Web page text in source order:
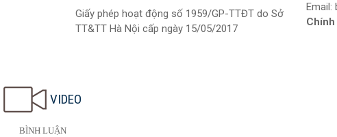
Giấy phép hoạt động số 1959/GP-TTĐT do Sở
TT&TT Hà Nội cấp ngày 15/05/2017
Email:
VIDEO
BÌNH LUẬN